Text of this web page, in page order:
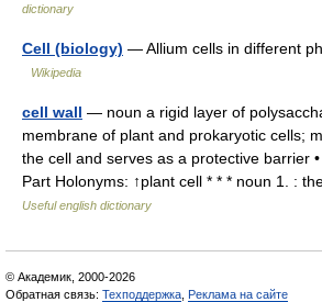
dictionary
Cell (biology) — Allium cells in different
Wikipedia
cell wall — noun a rigid layer of
membrane of plant and prokaryotic cells;
the cell and serves as a protective barrier
Part Holonyms: ↑plant cell * * * noun 1. :
Useful english dictionary
© Академик, 2000-2026
Обратная связь: Техподдержка Реклама на сайте